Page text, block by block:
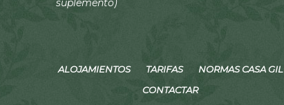
suplemento)
ALOJAMIENTOS TARIFAS
NORMAS CASA GIL
CONTACTAR